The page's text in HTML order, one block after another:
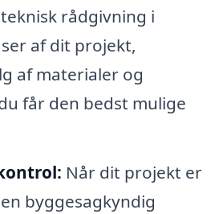
rådgivning i
af dit projekt,
af materialer og
får den bedst mulige
Når dit projekt er
byggesagkyndig